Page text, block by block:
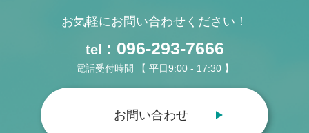
お気軽にお問い合わせください！
tel : 096-293-7666
電話受付時間 【 平日9:00 - 17:30 】
お問い合わせ